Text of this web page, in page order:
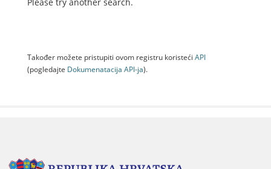
Također možete pristupiti ovom registru koristeći API
(pogledajte Dokumenаtаcijа API-jа).